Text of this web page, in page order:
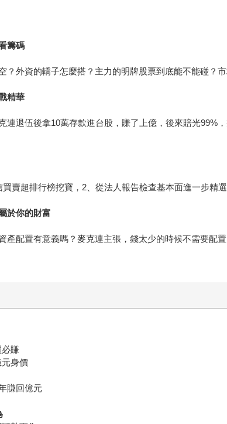
籌碼
？外資的轎子怎麼搭？主力的明牌股票到底能不能碰？
精華
連退伍後拿10萬存款進台股，賺了上億，後來賠光
賣超排行榜挖寶，2、從法人報告檢查基本面進一步精
於你的財富
產配置有意義嗎？麥克連主張，錢太少的時候不需要
必賺
身價
賺回億元